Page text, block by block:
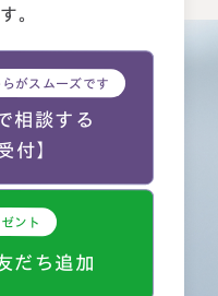
。
がスムーズです
相談する
付】
ント
だち追加